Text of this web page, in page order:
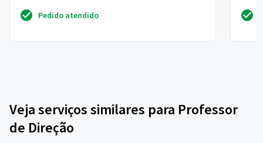
Pedido atendido
Veja serviços similares para Professor
de Direção